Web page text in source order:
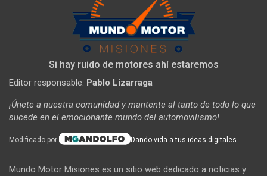
Si hay ruido de motores ahí estaremos
Editor responsable: Pablo Lizarraga
¡Únete a nuestra comunidad y mantente al tanto de todo lo que
sucede en el emocionante mundo del automovilismo!
Modificado por: Dando vida a tus ideas digitales
Mundo Motor Misiones es un sitio web dedicado a noticias y